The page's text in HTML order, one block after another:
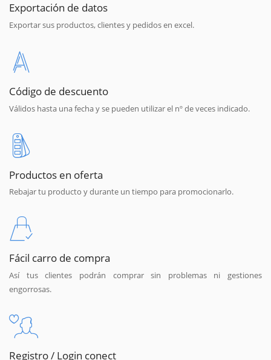
Exportación de datos
Exportar sus productos, clientes y pedidos en excel.
Código de descuento
Válidos hasta una fecha y se pueden utilizar el nº de veces indicado.
Productos en oferta
Rebajar tu producto y durante un tiempo para promocionarlo.
Fácil carro de compra
Así tus clientes podrán comprar sin problemas ni gestiones
engorrosas.
Registro / Login conect